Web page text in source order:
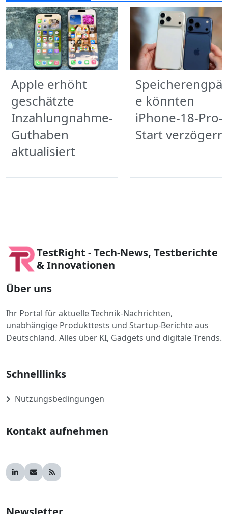
Apple erhöht
geschätzte
Inzahlungnahme-
Guthaben
aktualisiert
e könnten
iPhone-18-Pro-
Start verzögern
TestRight - Tech-News, Testberichte
& Innovationen
Über uns
Ihr Portal für aktuelle Technik-Nachrichten,
unabhängige Produkttests und Startup-Berichte aus
Deutschland. Alles über KI, Gadgets und digitale Trends.
Schnelllinks
Nutzungsbedingungen
Kontakt aufnehmen